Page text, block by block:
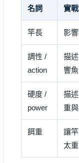
名詞 實
竿長 影
調性 /
action
描
響
硬度 /
power
描
重
餌重
讓
太